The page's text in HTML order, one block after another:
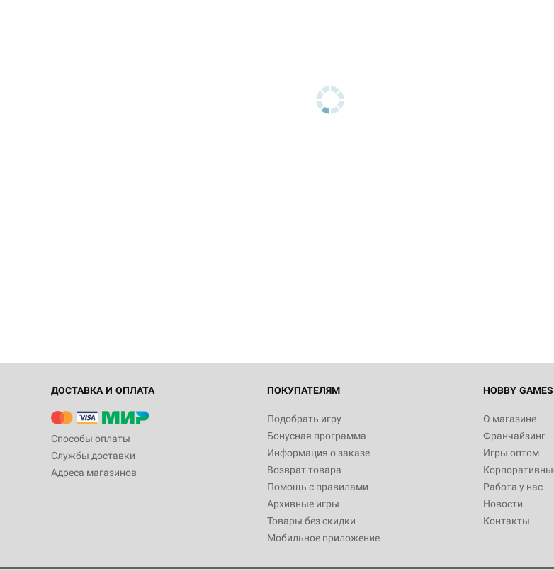
ДОСТАВКА И ОПЛАТА
Способы оплаты
Службы доставки
Адреса магазинов
ПОКУПАТЕЛЯМ
Подобрать игру
Бонусная программа
Информация о заказе
Возврат товара
Помощь с правилами
Архивные игры
Товары без скидки
Мобильное приложение
HOBBY GAMES
О магазине
Франчайзинг
Игры оптом
Работа у нас
Новости
Контакты